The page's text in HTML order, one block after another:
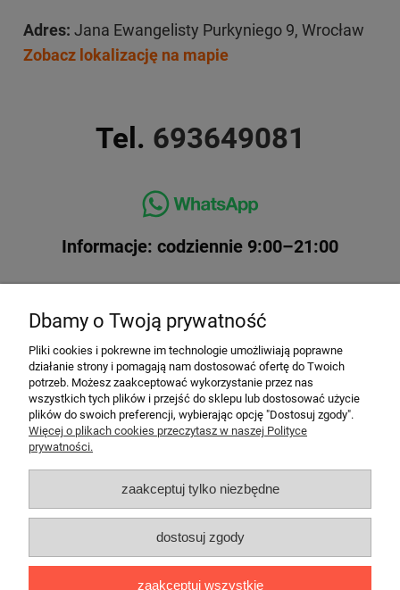
Adres: Jana Ewangelisty Purkyniego 9, Wrocław
Zobacz lokalizację na mapie
Tel. 693649081
Informacje: codziennie 9:00–21:00
Top kategorie
Top imprezy
Top atrakcje
Informacje
Dbamy o Twoją prywatność
Pliki cookies i pokrewne im technologie umożliwiają poprawne
działanie strony i pomagają nam dostosować ofertę do Twoich
potrzeb. Możesz zaakceptować wykorzystanie przez nas
wszystkich tych plików i przejść do sklepu lub dostosować użycie
plików do swoich preferencji, wybierając opcję "Dostosuj zgody".
Więcej o plikach cookies przeczytasz w naszej Polityce
prywatności.
zaakceptuj tylko niezbędne
dostosuj zgody
zaakceptuj wszystkie